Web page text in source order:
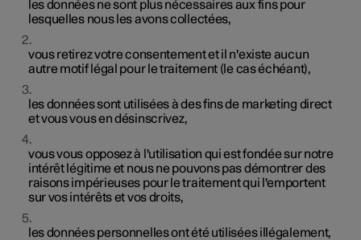
les données ne sont plus nécessaires aux fins pour
lesquelles nous les avons collectées,
vous retirez votre consentement et il n'existe aucun
autre motif légal pour le traitement (le cas échéant),
les données sont utilisées à des fins de marketing direct
et vous vous en désinscrivez,
vous vous opposez à l'utilisation qui est fondée sur notre
intérêt légitime et nous ne pouvons pas démontrer des
raisons impérieuses pour le traitement qui l'emportent
sur vos intérêts et vos droits,
les données personnelles ont été utilisées illégalement,